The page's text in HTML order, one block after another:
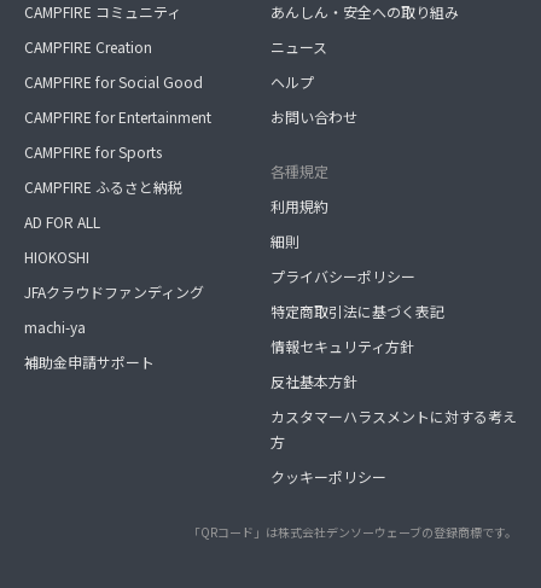
CAMPFIRE コミュニティ
CAMPFIRE Creation
CAMPFIRE for Social Good
CAMPFIRE for Entertainment
CAMPFIRE for Sports
CAMPFIRE ふるさと納税
AD FOR ALL
HIOKOSHI
JFAクラウドファンディング
machi-ya
補助金申請サポート
あんしん・安全への取り組み
ニュース
ヘルプ
お問い合わせ
各種規定
利用規約
細則
プライバシーポリシー
特定商取引法に基づく表記
情報セキュリティ方針
反社基本方針
カスタマーハラスメントに対する考え
方
クッキーポリシー
「QRコード」は株式会社デンソーウェーブの登録商標です。